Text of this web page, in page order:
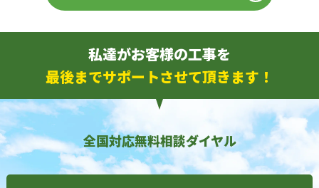
私達がお客様の工事を
最後までサポートさせて頂きます！
全国対応無料相談ダイヤル